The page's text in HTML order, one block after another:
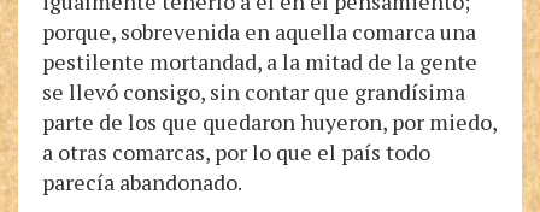
porque, sobrevenida en aquella comarca una
pestilente mortandad, a la mitad de la gente
se llevó consigo, sin contar que grandísima
parte de los que quedaron huyeron, por miedo,
a otras comarcas, por lo que el país todo
parecía abandonado.